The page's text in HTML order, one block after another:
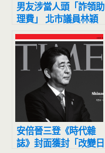
男友涉當人頭「詐領助
理費」 北市議員林穎
孟遭起訴
安倍晉三登《時代雜
誌》封面獲封「改變日